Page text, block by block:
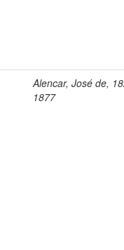
Alencar, José de,
1877